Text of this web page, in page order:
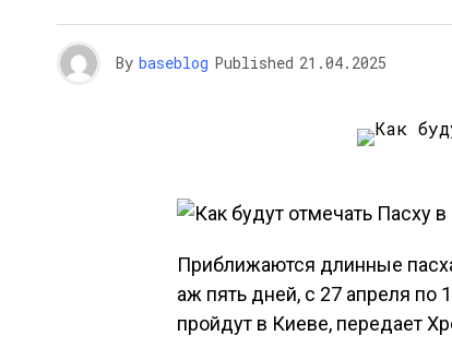
By baseblog Published 21.04.2025
Приближаются длинные
аж пять дней, с 27 апреля по
пройдут в Киеве, передает